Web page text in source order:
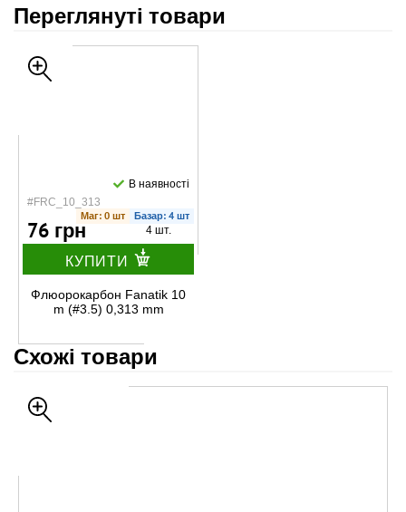
Переглянуті товари
#FRC_10_313
В наявності
Маг: 0 шт Базар: 4 шт
76 грн 4 шт.
КУПИТИ
Флюорокарбон Fanatik 10
m (#3.5) 0,313 mm
Схожі товари